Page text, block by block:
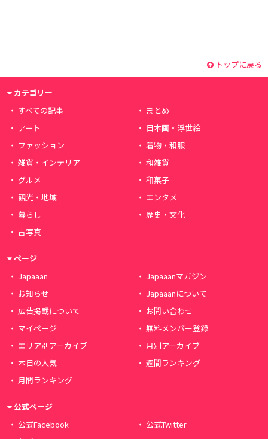
トップに戻る
カテゴリー
すべての記事
まとめ
アート
日本画・浮世絵
ファッション
着物・和服
雑貨・インテリア
和雑貨
グルメ
和菓子
観光・地域
エンタメ
暮らし
歴史・文化
古写真
ページ
Japaaan
Japaaanマガジン
お知らせ
Japaaanについて
広告掲載について
お問い合わせ
マイページ
無料メンバー登録
エリア別アーカイブ
月別アーカイブ
本日の人気
週間ランキング
月間ランキング
公式ページ
公式Facebook
公式Twitter